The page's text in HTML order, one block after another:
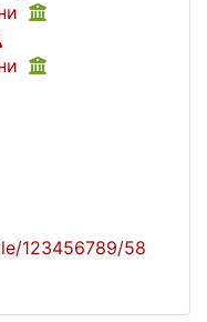
123456789/58